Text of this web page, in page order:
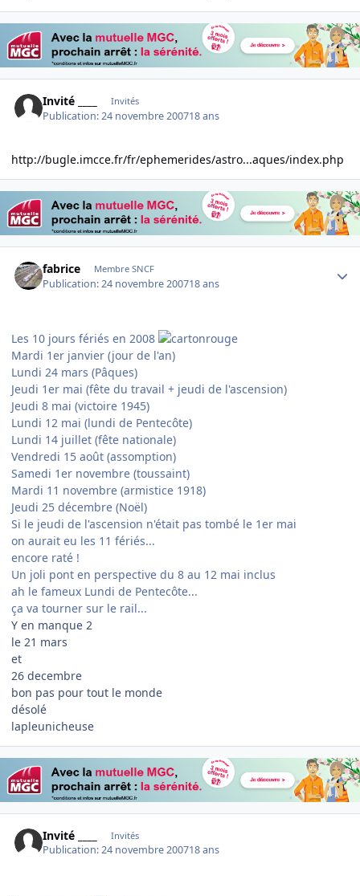
Invité ____ Invités
Publication:24 novembre 200718 ans
http://bugle.imcce.fr/fr/ephemerides/astro...aques/index.php
fabrice Membre SNCF
Publication:24 novembre 200718 ans
Les 10 jours fériés en 2008
Mardi 1er janvier (jour de l'an)
Lundi 24 mars (Pâques)
Jeudi 1er mai (fête du travail + jeudi de l'ascension)
Jeudi 8 mai (victoire 1945)
Lundi 12 mai (lundi de Pentecôte)
Lundi 14 juillet (fête nationale)
Vendredi 15 août (assomption)
Samedi 1er novembre (toussaint)
Mardi 11 novembre (armistice 1918)
Jeudi 25 décembre (Noël)
Si le jeudi de l'ascension n'était pas tombé le 1er mai
on aurait eu les 11 fériés...
encore raté !
Un joli pont en perspective du 8 au 12 mai inclus
ah le fameux Lundi de Pentecôte...
ça va tourner sur le rail...
Y en manque 2
le 21 mars
et
26 decembre
bon pas pour tout le monde
désolé
lapleunicheuse
Invité ____ Invités
Publication:24 novembre 200718 ans